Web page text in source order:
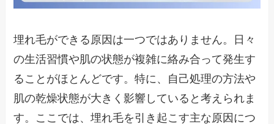
埋れ毛ができる原因は一つではありません。日々
の生活習慣や肌の状態が複雑に絡み合って発生す
ることがほとんどです。特に、自己処理の方法や
肌の乾燥状態が大きく影響していると考えられま
す。ここでは、埋れ毛を引き起こす主な原因につ